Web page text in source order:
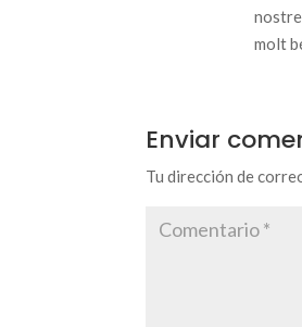
molt
Enviar
Tu dirección de